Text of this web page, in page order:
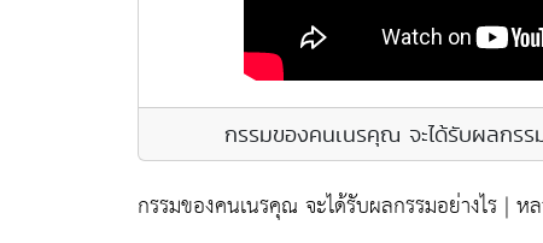
กรรมของคนเนรคุณ จะได้รับผลกร
กรรมของคนเนรคุณ จะได้รับผลกรรมอย่างไร |